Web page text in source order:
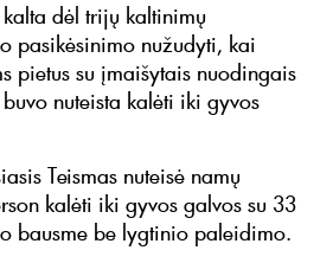
dėl trijų kaltinimų
pasikėsinimo nužudyti, kai
pietus su įmaišytais nuodingais
nuteista kalėti iki gyvos
Teismas nuteisė namų
kalėti iki gyvos galvos su 33
bausme be lygtinio paleidimo.